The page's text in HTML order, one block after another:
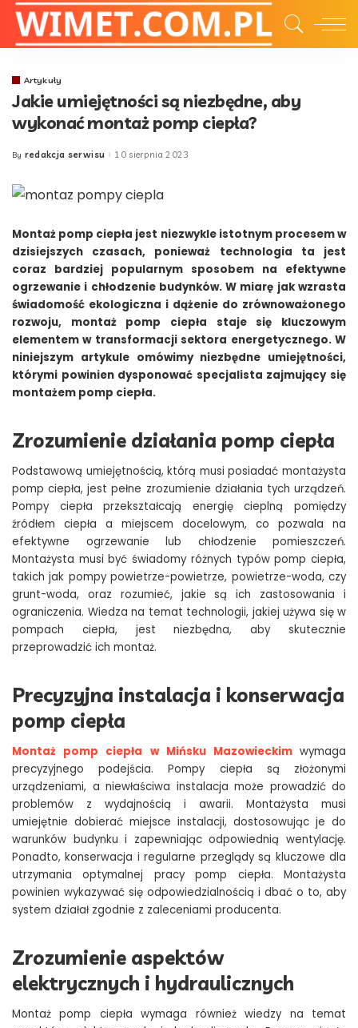
Artykuły
Jakie umiejętności są niezbędne, aby
wykonać montaż pomp ciepła?
Posted
By redakcja serwisu 10 sierpnia 2023
Montaż pomp ciepła jest niezwykle istotnym procesem w
dzisiejszych czasach, ponieważ technologia ta jest
coraz bardziej popularnym sposobem na efektywne
ogrzewanie i chłodzenie budynków. W miarę jak wzrasta
świadomość ekologiczna i dążenie do zrównoważonego
rozwoju, montaż pomp ciepła staje się kluczowym
elementem w transformacji sektora energetycznego. W
niniejszym artykule omówimy niezbędne umiejętności,
którymi powinien dysponować specjalista zajmujący się
montażem pomp ciepła.
Zrozumienie działania pomp ciepła
Podstawową umiejętnością, którą musi posiadać montażysta
pomp ciepła, jest pełne zrozumienie działania tych urządzeń.
Pompy ciepła przekształcają energię cieplną pomiędzy
źródłem ciepła a miejscem docelowym, co pozwala na
efektywne ogrzewanie lub chłodzenie pomieszczeń.
Montażysta musi być świadomy różnych typów pomp ciepła,
takich jak pompy powietrze-powietrze, powietrze-woda, czy
grunt-woda, oraz rozumieć, jakie są ich zastosowania i
ograniczenia. Wiedza na temat technologii, jakiej używa się w
pompach ciepła, jest niezbędna, aby skutecznie
przeprowadzić ich montaż.
Precyzyjna instalacja i konserwacja
pomp ciepła
Montaż pomp ciepła w Mińsku Mazowieckim wymaga
precyzyjnego podejścia. Pompy ciepła są złożonymi
urządzeniami, a niewłaściwa instalacja może prowadzić do
problemów z wydajnością i awarii. Montażysta musi
umiejętnie dobierać miejsce instalacji, dostosowując je do
warunków budynku i zapewniając odpowiednią wentylację.
Ponadto, konserwacja i regularne przeglądy są kluczowe dla
utrzymania optymalnej pracy pomp ciepła. Montażysta
powinien wykazywać się odpowiedzialnością i dbać o to, aby
system działał zgodnie z zaleceniami producenta.
Zrozumienie aspektów
elektrycznych i hydraulicznych
Montaż pomp ciepła wymaga również wiedzy na temat